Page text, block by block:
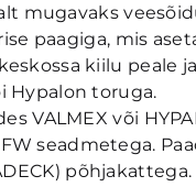
mugavaks
paagiga, mis
kiilu peale
Hypalon toruga.
VALMEX või
seadmetega.
põhjakattega.